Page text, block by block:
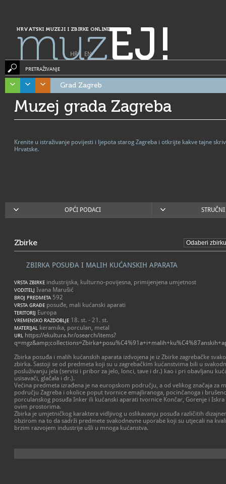
HRVATSKI MUZEJI I ZBIRKE ONLINE
muzEJ!
HR| EN
PRETRAŽIVANJE
Grad Zagreb
Muzej grada Zagreba
Krenite u istraživanje povijesti i ljepota starog Zagreba i otkrijte kakve tajne
Hrvatske.
OPĆI PODACI
Zbirke
ZBIRKA POSUĐA I MALIH KUĆANSKIH APARATA
VRSTA ZBIRKE industrijska, kulturno-povijesna, primijenjena umjetnost
VODITELJ Ivana Marušić
BROJ PREDMETA 592
VRSTA GRAĐE posuđe, mali kućanski aparati
TERITORIJ Europa
VREMENSKO RAZDOBLJE 18. st. - 21. st.
MATERIJAL keramika, porculan, metal
URL
https://ekultura.hr/osearch/items?
Zbirka posuđa i malih kućanskih aparata izdvojena je iz Zbirke zagrebačke
zbirka. Sastoji se od predmeta koji su u zagrebačkim kućanstvima bili u
posluživanju jela (servisi i pribor za jelo, lonci, tave i dr.) kao i pri obavljanu
usisavači, glačala i dr.).
Većina predmeta izrađena je na europskom području, a od velikog značaja za
području Zagreba i okolice poput tvornice emajliranoga, pocinčanoga i
porculanskog posuđa Inker ili kućanski aparati tvornice Končar, Gorenje i
ovim prostorima.
Zbirka je umjetničkog karaktera vidljivog u oslikavanju posuđa različitih
obzirom na to da sadrži predmete svakodnevne uporabe koji su utjecali na
brzim razvojem industrije ušli u mnoga kućanstva.